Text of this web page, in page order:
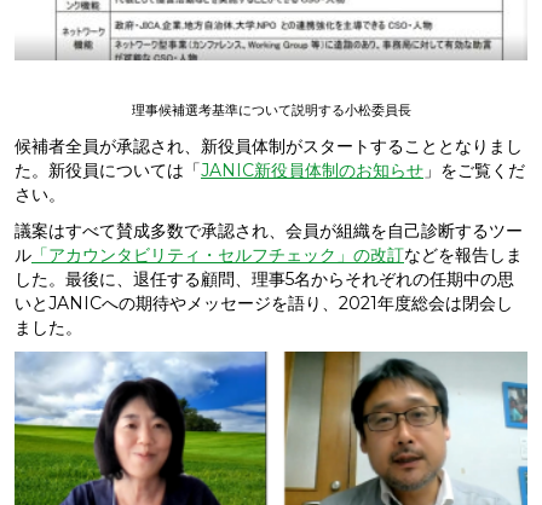
理事候補選考基準について説明する小松委員長
候補者全員が承認され、新役員体制がスタートすることとなりまし
た。新役員については「JANIC新役員体制のお知らせ 」をご覧くだ
さい。
議案はすべて賛成多数で承認され、会員が組織を自己診断するツー
ル 「アカウンタビリティ・セルフチェック」の改訂などを報告しま
した。最後に、退任する顧問、理事5名からそれぞれの任期中の思
いとJANICへの期待やメッセージを語り、2021年度総会は閉会し
ました。